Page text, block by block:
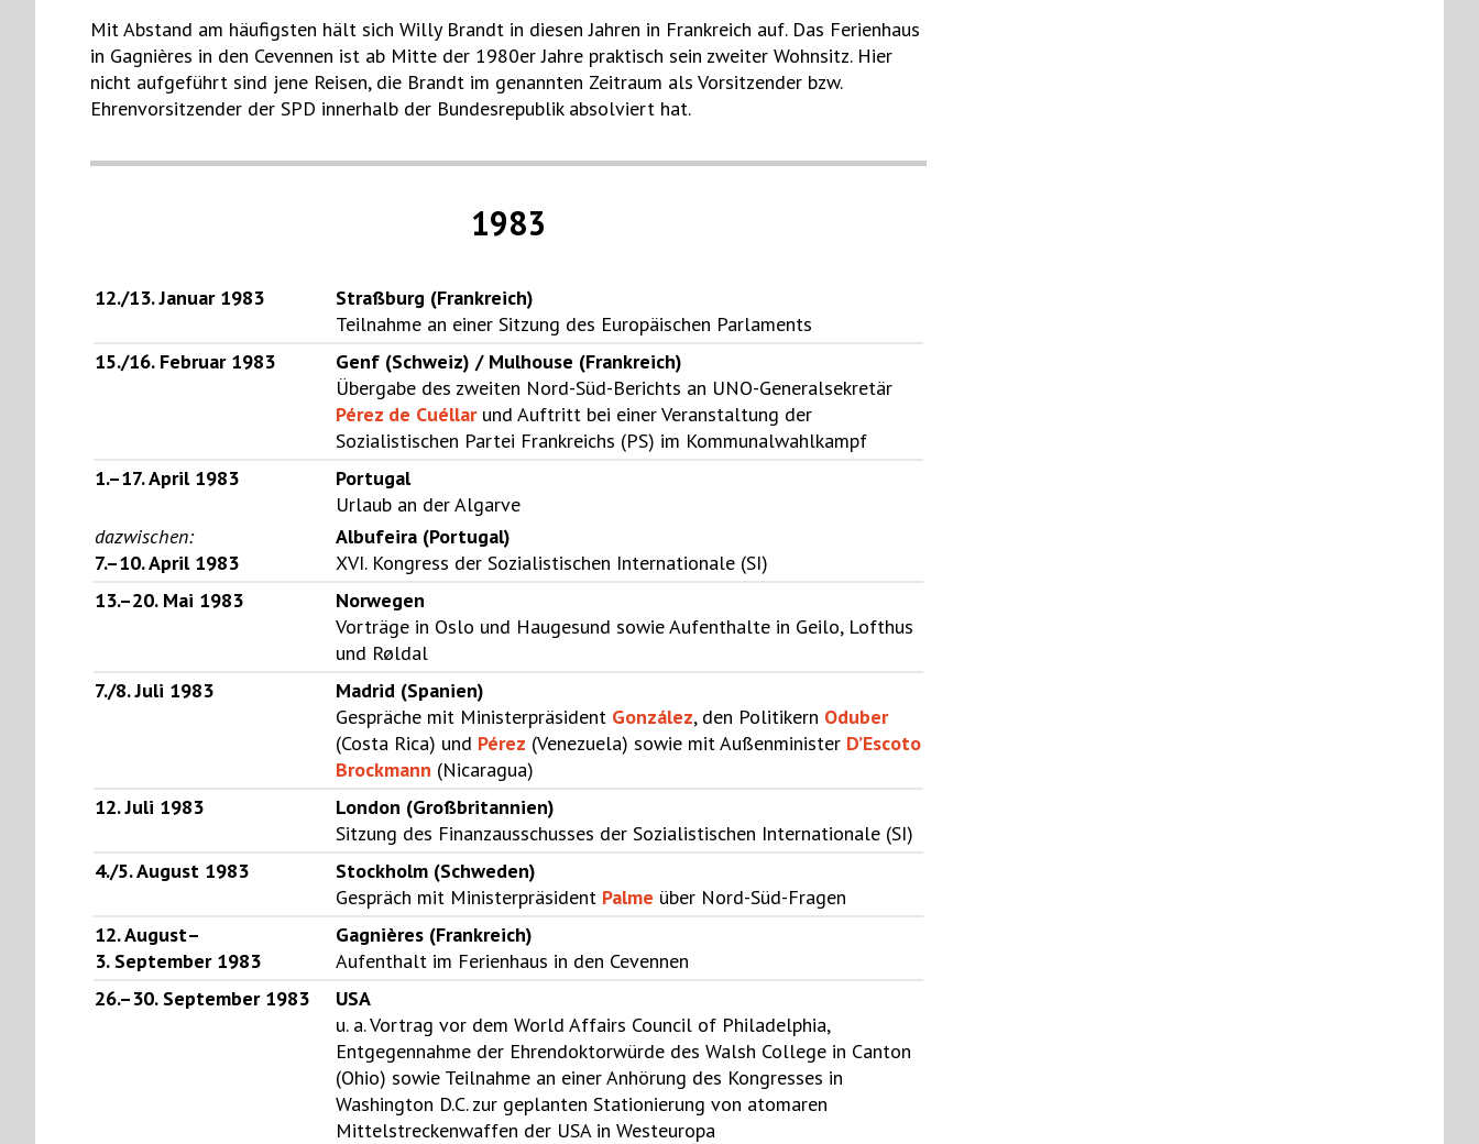
Mit Abstand am häufigsten hält sich Willy Brandt in diesen Jahren in Frankreich auf. Das Ferienhaus
in Gagnières in den Cevennen ist ab Mitte der 1980er Jahre praktisch sein zweiter Wohnsitz. Hier
nicht aufgeführt sind jene Reisen, die Brandt im genannten Zeitraum als Vorsitzender bzw.
Ehrenvorsitzender der SPD innerhalb der Bundesrepublik absolviert hat.
1983
12./13. Januar 1983
Straßburg (Frankreich)
Teilnahme an einer Sitzung des Europäischen Parlaments
15./16. Februar 1983
Genf (Schweiz) / Mulhouse (Frankreich)
Übergabe des zweiten Nord-Süd-Berichts an UNO-Generalsekretär
Pérez de Cuéllarund Auftritt bei einer Veranstaltung der
Sozialistischen Partei Frankreichs (PS) im Kommunalwahlkampf
1.–17. April 1983
Portugal
Urlaub an der Algarve
dazwischen:
7.–10. April 1983
Albufeira (Portugal)
XVI. Kongress der Sozialistischen Internationale (SI)
13.–20. Mai 1983
Norwegen
Vorträge in Oslo und Haugesund sowie Aufenthalte in Geilo, Lofthus
und Røldal
7./8. Juli 1983
Madrid (Spanien)
Gespräche mit Ministerpräsident González, den Politikern Oduber
(Costa Rica) und Pérez (Venezuela) sowie mit Außenminister D’Escoto
Brockmann (Nicaragua)
12. Juli 1983
London (Großbritannien)
Sitzung des Finanzausschusses der Sozialistischen Internationale (SI)
4./5. August 1983
Stockholm (Schweden)
Gespräch mit Ministerpräsident Palme über Nord-Süd-Fragen
12. August–
3. September 1983
Gagnières (Frankreich)
Aufenthalt im Ferienhaus in den Cevennen
26.–30. September 1983
USA
u. a. Vortrag vor dem World Affairs Council of Philadelphia,
Entgegennahme der Ehrendoktorwürde des Walsh College in Canton
(Ohio) sowie Teilnahme an einer Anhörung des Kongresses in
Washington D.C. zur geplanten Stationierung von atomaren
Mittelstreckenwaffen der USA in Westeuropa